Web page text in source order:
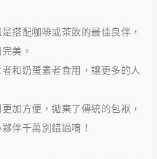
搭配咖啡或茶飲的最佳良伴，
美。
和奶蛋素者食用，讓更多的人
加方便，拋棄了傳統的包袱，
伴千萬別錯過唷！